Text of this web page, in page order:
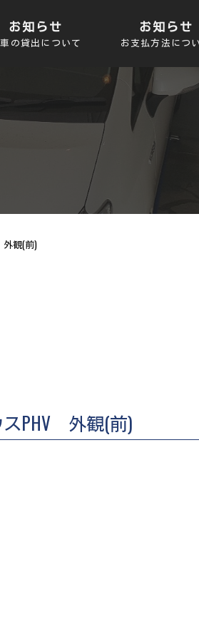
お知らせ
の貸出について
お知らせ
お支払方法につ
観(前)
PHV 外観(前)